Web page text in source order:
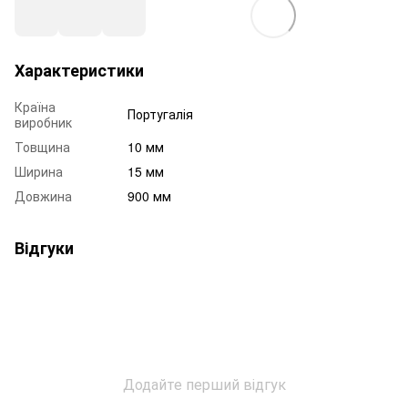
Характеристики
Країна
виробник
Португалія
Товщина
10 мм
Ширина
15 мм
Довжина
900 мм
Відгуки
Додайте перший відгук